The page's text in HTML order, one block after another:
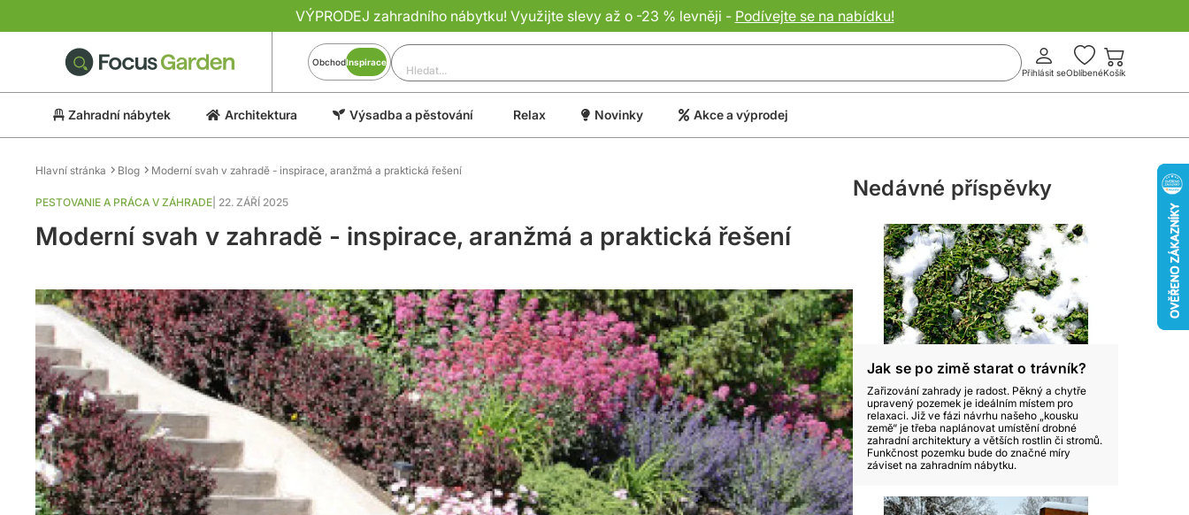
VÝPRODEJ zahradního nábytku! Využijte slevy až o -23 % levněji - Podívejte se na nabídku!
ObchodInspirace
Přihlásit seOblíbenéKošík
Zahradní nábytek Architektura Výsadba a pěstování Relax Novinky Akce a výprodej
Hlavní stránka Blog Moderní svah v zahradě - inspirace, aranžmá a praktická řešení
PESTOVANIE A PRÁCA V ZÁHRADE 22. ZÁŘÍ 2025
Moderní svah v zahradě - inspirace, aranžmá a praktická řešení
Nedávné příspěvky
Jak se po zimě starat o trávník?
Zařizování zahrady je radost. Pěkný a chytře
upravený pozemek je ideálním místem pro
relaxaci. Již ve fázi návrhu našeho „kousku
země“ je třeba naplánovat umístění drobné
zahradní architektury a větších rostlin či stromů.
Funkčnost pozemku bude do značné míry
záviset na zahradním nábytku.